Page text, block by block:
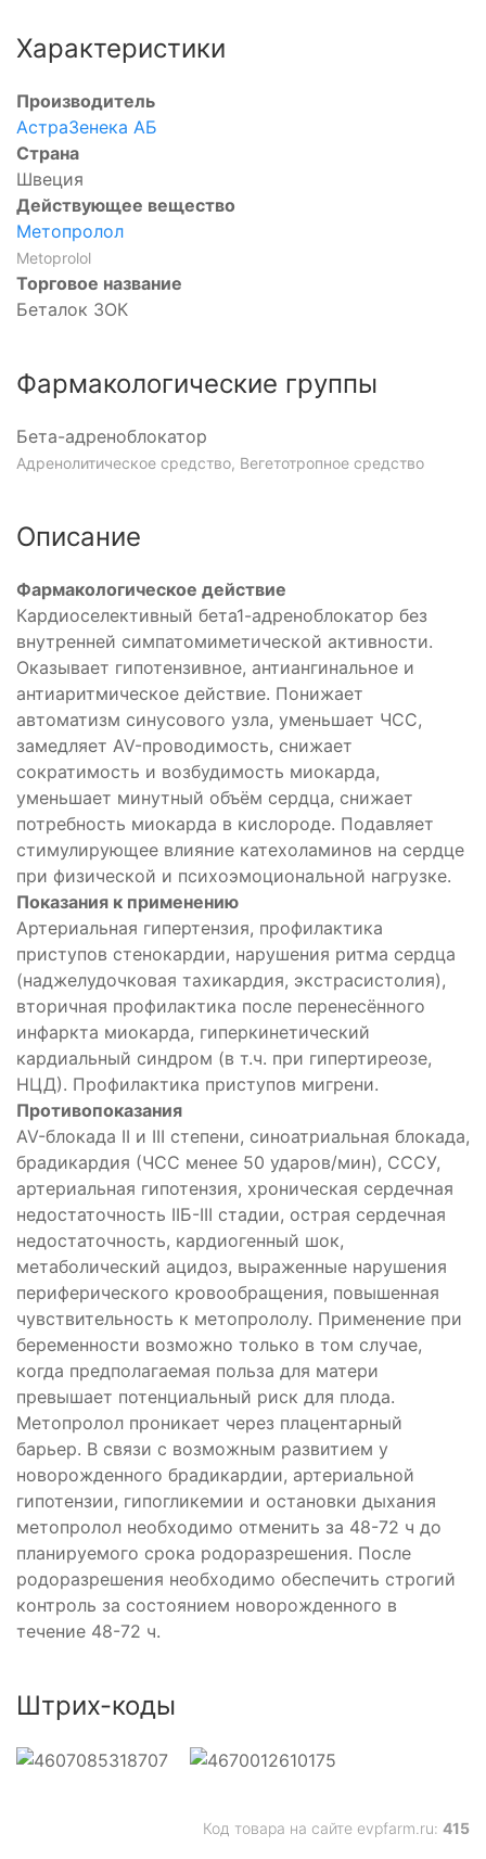
Характеристики
Производитель
АстраЗенека АБ
Страна
Швеция
Действующее вещество
Метопролол
Metoprolol
Торговое название
Беталок ЗОК
Фармакологические группы
Бета-адреноблокатор
Адренолитическое средство, Вегетотропное средство
Описание
Фармакологическое действие
Кардиоселективный бета1-адреноблокатор без
внутренней симпатомиметической активности.
Оказывает гипотензивное, антиангинальное и
антиаритмическое действие. Понижает
автоматизм синусового узла, уменьшает ЧСС,
замедляет AV-проводимость, снижает
сократимость и возбудимость миокарда,
уменьшает минутный объём сердца, снижает
потребность миокарда в кислороде. Подавляет
стимулирующее влияние катехоламинов на сердце
при физической и психоэмоциональной нагрузке.
Показания к применению
Артериальная гипертензия, профилактика
приступов стенокардии, нарушения ритма сердца
(наджелудочковая тахикардия, экстрасистолия),
вторичная профилактика после перенесённого
инфаркта миокарда, гиперкинетический
кардиальный синдром (в т.ч. при гипертиреозе,
НЦД). Профилактика приступов мигрени.
Противопоказания
AV-блокада II и III степени, синоатриальная блокада,
брадикардия (ЧСС менее 50 ударов/мин), СССУ,
артериальная гипотензия, хроническая сердечная
недостаточность IIБ-III стадии, острая сердечная
недостаточность, кардиогенный шок,
метаболический ацидоз, выраженные нарушения
периферического кровообращения, повышенная
чувствительность к метопрололу. Применение при
беременности возможно только в том случае,
когда предполагаемая польза для матери
превышает потенциальный риск для плода.
Метопролол проникает через плацентарный
барьер. В связи с возможным развитием у
новорожденного брадикардии, артериальной
гипотензии, гипогликемии и остановки дыхания
метопролол необходимо отменить за 48-72 ч до
планируемого срока родоразрешения. После
родоразрешения необходимо обеспечить строгий
контроль за состоянием новорожденного в
течение 48-72 ч.
Штрих-коды
Код товара на сайте evpfarm.ru: 415